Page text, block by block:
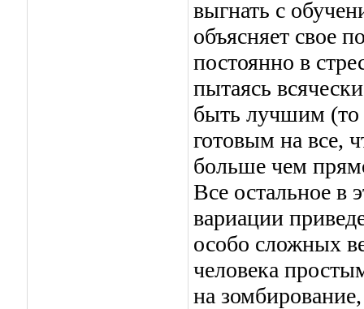
выгнать с
объясняет свое
постоянно в
пытаясь
быть лучшим
готовым на все,
больше чем
Все остальное в
вариации
особо сложных
человека
на